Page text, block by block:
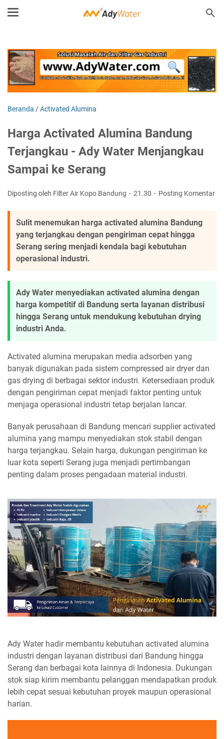
Beranda /Activated Alumina
Harga Activated Alumina Bandung
Terjangkau - Ady Water Menjangkau
Sampai ke Serang
Diposting oleh Filter Air Kopo Bandung 21.30 Posting Komentar
Sulit menemukan harga activated alumina Bandung
yang terjangkau dengan pengiriman cepat hingga
Serang sering menjadi kendala bagi kebutuhan
operasional industri.
Ady Water menyediakan activated alumina dengan
harga kompetitif di Bandung serta layanan distribusi
hingga Serang untuk mendukung kebutuhan drying
industri Anda.
Activated alumina merupakan media adsorben yang
banyak digunakan pada sistem compressed air dryer dan
gas drying di berbagai sektor industri. Ketersediaan produk
dengan pengiriman cepat menjadi faktor penting untuk
menjaga operasional industri tetap berjalan lancar.
Banyak perusahaan di Bandung mencari supplier activated
alumina yang mampu menyediakan stok stabil dengan
harga terjangkau. Selain harga, dukungan pengiriman ke
luar kota seperti Serang juga menjadi pertimbangan
penting dalam proses pengadaan material industri.
Ady Water hadir membantu kebutuhan activated alumina
industri dengan layanan distribusi dari Bandung hingga
Serang dan berbagai kota lainnya di Indonesia. Dukungan
stok siap kirim membantu pelanggan mendapatkan produk
lebih cepat sesuai kebutuhan proyek maupun operasional
harian.